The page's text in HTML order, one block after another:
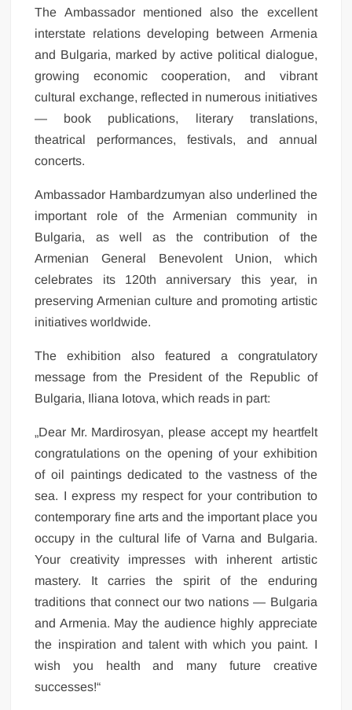
The Ambassador mentioned also the excellent
interstate relations developing between Armenia
and Bulgaria, marked by active political dialogue,
growing economic cooperation, and vibrant
cultural exchange, reflected in numerous initiatives
— book publications, literary translations,
theatrical performances, festivals, and annual
concerts.
Ambassador Hambardzumyan also underlined the
important role of the Armenian community in
Bulgaria, as well as the contribution of the
Armenian General Benevolent Union, which
celebrates its 120th anniversary this year, in
preserving Armenian culture and promoting artistic
initiatives worldwide.
The exhibition also featured a congratulatory
message from the President of the Republic of
Bulgaria, Iliana Iotova, which reads in part:
„Dear Mr. Mardirosyan, please accept my heartfelt
congratulations on the opening of your exhibition
of oil paintings dedicated to the vastness of the
sea. I express my respect for your contribution to
contemporary fine arts and the important place you
occupy in the cultural life of Varna and Bulgaria.
Your creativity impresses with inherent artistic
mastery. It carries the spirit of the enduring
traditions that connect our two nations — Bulgaria
and Armenia. May the audience highly appreciate
the inspiration and talent with which you paint. I
wish you health and many future creative
successes!“